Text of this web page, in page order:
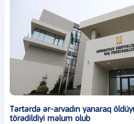
Tərtərdə ər-arvadın yanaraq
törədildiyi məlum olub